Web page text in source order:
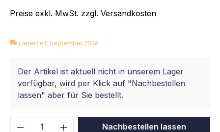
Preise exkl. MwSt. zzgl. Versandkosten
Lieferzeit: September 2026
Der Artikel ist aktuell nicht in unserem Lager
verfügbar, wird per Klick auf "Nachbestellen
lassen" aber für Sie bestellt.
Produkt Anzahl: Gib denNachbestellen lassen